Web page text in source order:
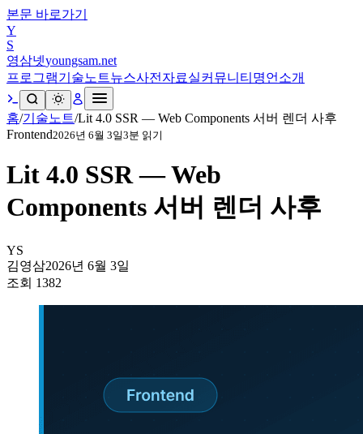
본문 바로가기
Y
S
영삼넷youngsam.net
프로그램기술노트뉴스사전 자료실커뮤니티 명언 소개
홈/기술노트/Lit 4.0 SSR — Web Components 서버 렌더 사후
Frontend2026년 6월 3일3분 읽기
Lit 4.0 SSR — Web
Components 서버 렌더 사후
YS
김영삼2026년 6월 3일
조회 1382